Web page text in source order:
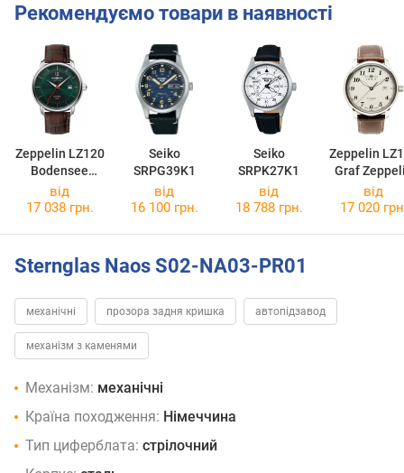
Рекомендуємо товари в наявності
Zeppelin LZ120
Bodensee
Automatic
8160-4
Seiko
SRPG39K1
Seiko
SRPK27K1
Zeppelin
Graf
7656-5
від
17 038 грн.
від
16 100 грн.
від
18 788 грн.
від
17 020
Sternglas Naos S02-NA03-PR01
механічні прозора задня кришка автопідзавод
механізм з каменями
Механізм: механічні
Країна походження: Німеччина
Тип циферблата: стрілочний